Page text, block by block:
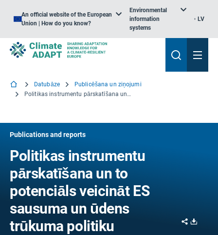
An official website of the European
Union | How do you know?
Environmental
information
systems
LV
Datubāze
Publicēšana un ziņojumi
Politikas instrumentu pārskatīšana un to potenciāls veicināt ES sausuma un ūdens trūkuma politiku
Publications and reports
Politikas instrumentu
pārskatīšana un to
potenciāls veicināt ES
sausuma un ūdens
trūkuma politiku
Share